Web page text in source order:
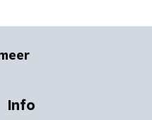
Info